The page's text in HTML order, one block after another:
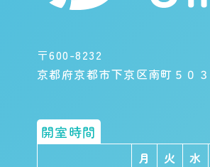
〒600-8232
京都府京都市下京区南町５０
開室時間
月 火 水